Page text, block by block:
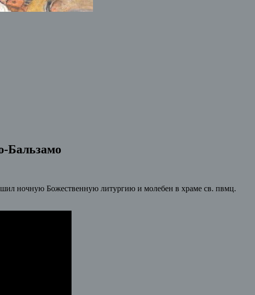
Бальзамо
ночную Божественную литургию и молебен в храме св. пвмц.